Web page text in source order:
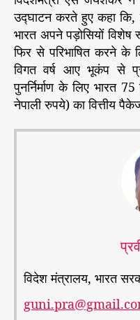
उद्घाटन करते हुए कहा कि,
भारत अपने पड़ोसियों
फिर से परिभाषित करने के
विगत वर्ष आए भूकंप से
पुनर्निर्माण के लिए भारत
नेपाली रुपये) का वित्तीय
विदेश मंत्रालय, भारत